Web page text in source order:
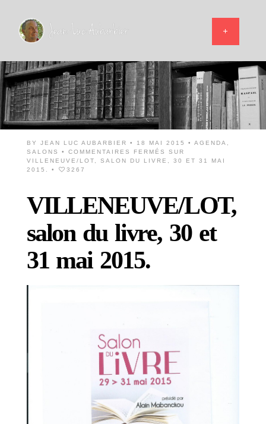
BY JEAN LUC AUBARBIER • 18 MAI 2015 • AGENDA
SALONS
• COMMENTAIRES FERMÉS
SUR
VILLENEUVE/LOT, SALON DU LIVRE, 30 ET 31 MAI
2015.
• 3267
VILLENEUVE/LOT,
salon du livre, 30 et
31 mai 2015.